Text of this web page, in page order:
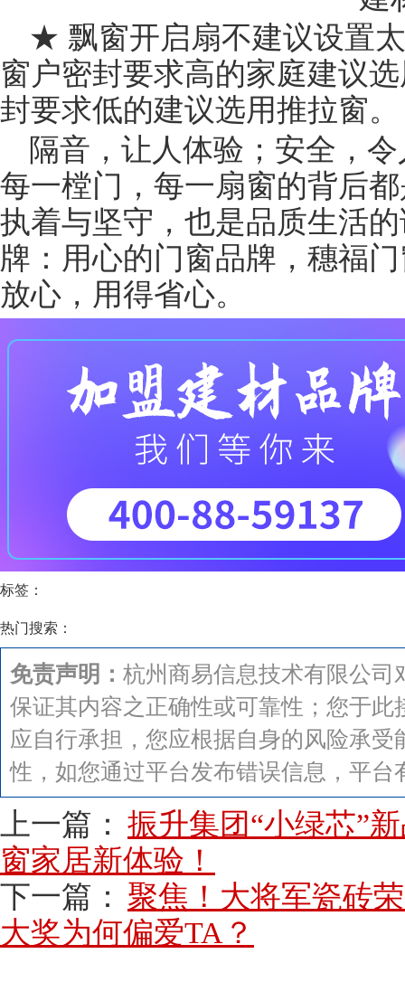
★ 飘窗开启扇不建议设置
窗户密封要求高的家庭建议
封要求低的建议选用推拉窗。
隔音，让人体验；安全，
每一樘门，每一扇窗的背后
执着与坚守，也是品质生活
牌：用心的门窗品牌，穗福
放心，用得省心。
标签：
热门搜索：
免责声明： 杭州商易信息技术有限公
保证其内容之正确性或可靠性；您于
应自行承担，您应根据自身的风险承
性，如您通过平台发布错误信息，平台
上一篇： 振升集团“小绿芯”
窗家居新体验！
下一篇： 聚焦！大将军瓷砖
大奖为何偏爱TA？